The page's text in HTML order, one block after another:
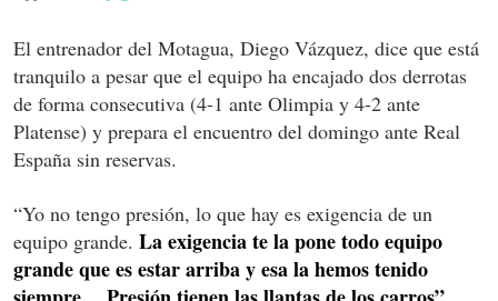
El entrenador del Motagua, Diego Vázquez, dice que está
tranquilo a pesar que el equipo ha encajado dos derrotas
de forma consecutiva (4-1 ante Olimpia y 4-2 ante
Platense) y prepara el encuentro del domingo ante Real
España sin reservas.
“Yo no tengo presión, lo que hay es exigencia de un
equipo grande. La exigencia te la pone todo equipo
grande que es estar arriba y esa la hemos tenido